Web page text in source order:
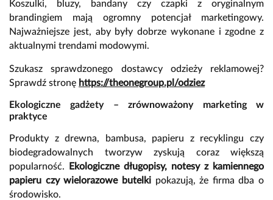
Koszulki, bluzy, bandany czy czapki z oryginalnym
brandingiem mają ogromny potencjał marketingowy.
Najważniejsze jest, aby były dobrze wykonane i zgodne z
aktualnymi trendami modowymi.
Szukasz sprawdzonego dostawcy odzieży reklamowej?
Sprawdź stronę https://theonegroup.pl/odziez
Ekologiczne gadżety – zrównoważony marketing w
praktyce
Produkty z drewna, bambusa, papieru z recyklingu czy
biodegradowalnych tworzyw zyskują coraz większą
popularność.
Ekologiczne długopisy, notesy z kamiennego
papieru czy wielorazowe butelkipokazują, że firma dba o
środowisko.